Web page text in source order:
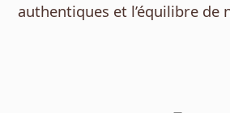
authentiques et l’équilibre de